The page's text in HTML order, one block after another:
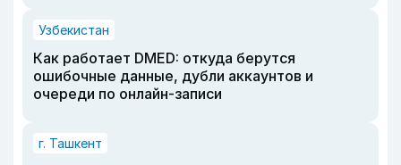
Узбекистан
Как работает DMED: откуда берутся
ошибочные данные, дубли аккаунтов и
очереди по онлайн-записи
г. Ташкент